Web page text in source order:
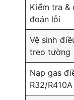
Kiểm tra &
đoán lỗi
Vệ sinh
treo tường
Nạp gas
R32/R410A